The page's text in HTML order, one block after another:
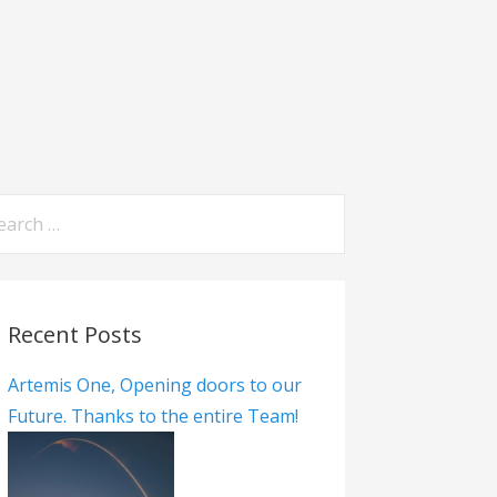
Recent Posts
Artemis One, Opening doors to our
Future. Thanks to the entire Team!